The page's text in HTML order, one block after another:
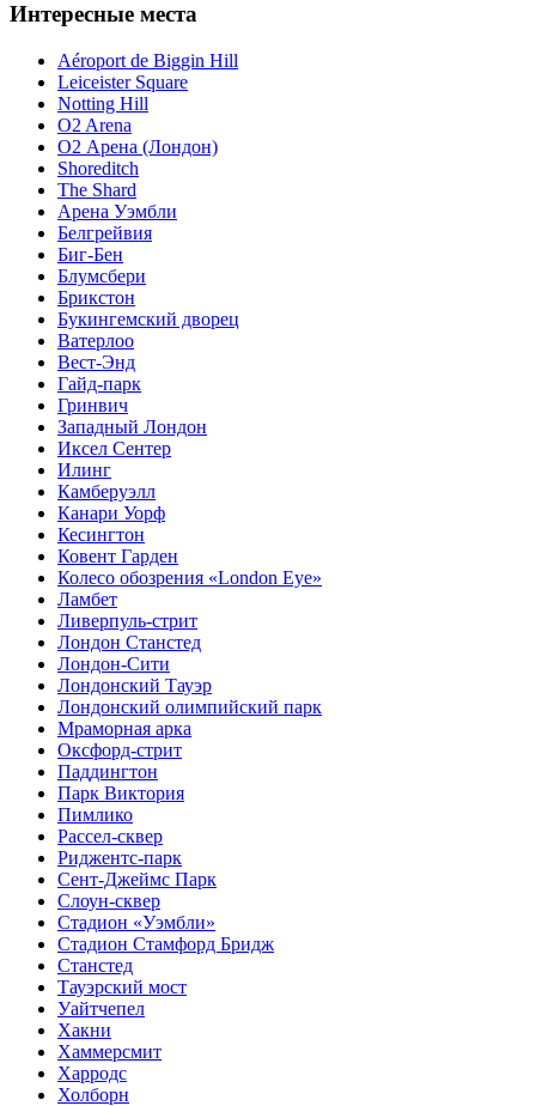
Интересные места
Aéroport de Biggin Hill
Leiceister Square
Notting Hill
O2 Arena
O2 Арена (Лондон)
Shoreditch
The Shard
Арена Уэмбли
Белгрейвия
Биг-Бен
Блумсбери
Брикстон
Букингемский дворец
Ватерлоо
Вест-Энд
Гайд-парк
Гринвич
Западный Лондон
Иксел Сентер
Илинг
Камберуэлл
Канари Уорф
Кесингтон
Ковент Гарден
Колесо обозрения «London Eye»
Ламбет
Ливерпуль-стрит
Лондон Станстед
Лондон-Сити
Лондонский Тауэр
Лондонский олимпийский парк
Мраморная арка
Оксфорд-стрит
Паддингтон
Парк Виктория
Пимлико
Рассел-сквер
Риджентс-парк
Сент-Джеймс Парк
Слоун-сквер
Стадион «Уэмбли»
Стадион Стамфорд Бридж
Станстед
Тауэрский мост
Уайтчепел
Хакни
Хаммерсмит
Харродс
Холборн